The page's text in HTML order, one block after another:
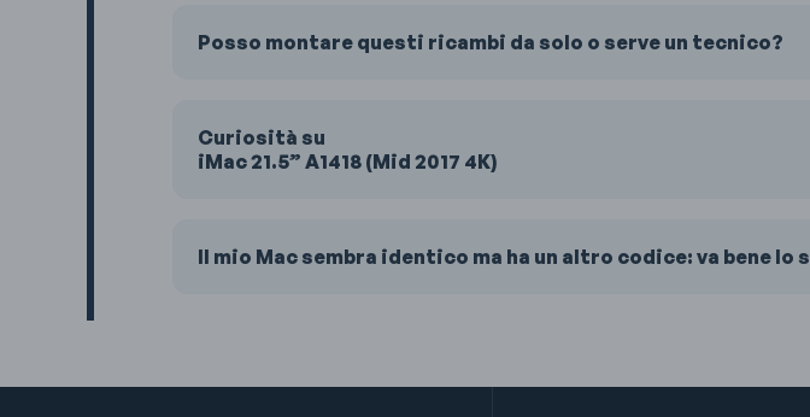
Posso montare questi ricambi da solo o serve un tecnico?
Curiosità su
iMac 21.5” A1418 (Mid 2017 4K)
Il mio Mac sembra identico ma ha un altro codice: va bene lo